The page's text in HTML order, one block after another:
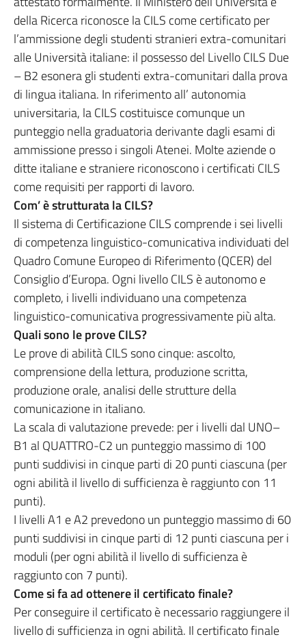
della Ricerca riconosce la CILS come certificato per
l’ammissione degli studenti stranieri extra-comunitari
alle Università italiane: il possesso del Livello CILS Due
– B2 esonera gli studenti extra-comunitari dalla prova
di lingua italiana. In riferimento all’ autonomia
universitaria, la CILS costituisce comunque un
punteggio nella graduatoria derivante dagli esami di
ammissione presso i singoli Atenei. Molte aziende o
ditte italiane e straniere riconoscono i certificati CILS
come requisiti per rapporti di lavoro.
Com’ è strutturata la CILS?
Il sistema di Certificazione CILS comprende i sei livelli
di competenza linguistico-comunicativa individuati del
Quadro Comune Europeo di Riferimento (QCER) del
Consiglio d’Europa. Ogni livello CILS è autonomo e
completo, i livelli individuano una competenza
linguistico-comunicativa progressivamente più alta.
Quali sono le prove CILS?
Le prove di abilità CILS sono cinque: ascolto,
comprensione della lettura, produzione scritta,
produzione orale, analisi delle strutture della
comunicazione in italiano.
La scala di valutazione prevede: per i livelli dal UNO–
B1 al QUATTRO-C2 un punteggio massimo di 100
punti suddivisi in cinque parti di 20 punti ciascuna (per
ogni abilità il livello di sufficienza è raggiunto con 11
punti).
I livelli A1 e A2 prevedono un punteggio massimo di 60
punti suddivisi in cinque parti di 12 punti ciascuna per i
moduli (per ogni abilità il livello di sufficienza è
raggiunto con 7 punti).
Come si fa ad ottenere il certificato finale?
Per conseguire il certificato è necessario raggiungere il
livello di sufficienza in ogni abilità. Il certificato finale